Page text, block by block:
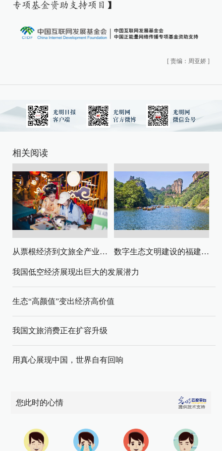
专项基金资助支持项目】
[ 责编：周亚娇 ]
相关阅读
从票根经济到文旅全产业链升级 数字生态文明建设的福建路径与启示
我国低空经济展现出巨大的发展潜力
生态“高颜值”变出经济高价值
我国文旅消费正在扩容升级
用真心展现中国，世界自有回响
您此时的心情